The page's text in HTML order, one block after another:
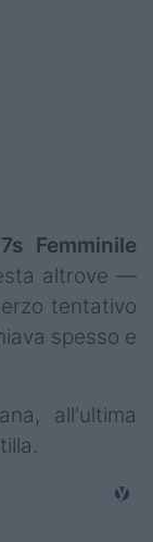
Femminile
altrove —
tentativo
spesso e
all'ultima